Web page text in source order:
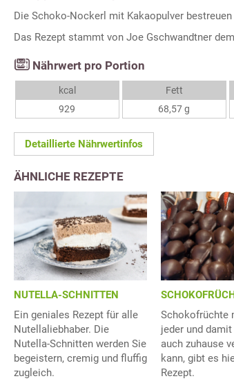
Die Schoko-Nockerl mit Kakaopulver
Das Rezept stammt von Joe Gschwandtner
Nährwert pro Portion
kcal
929
Fett
68,57 g
Detaillierte Nährwertinfos
ÄHNLICHE REZEPTE
NUTELLA-SCHNITTEN
Ein geniales Rezept für alle
Nutellaliebhaber. Die
Nutella-Schnitten werden Sie
begeistern, cremig und fluffig
zugleich.
Schokofrüchte
jeder und
auch zuhause
kann, gibt es
Rezept.